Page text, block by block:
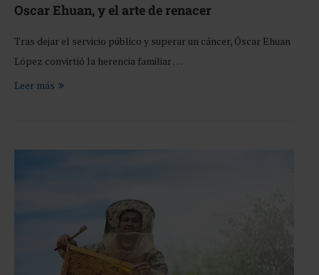
Oscar Ehuan, y el arte de renacer
Tras dejar el servicio público y superar un cáncer, Óscar Ehuan
López convirtió la herencia familiar …
Leer más